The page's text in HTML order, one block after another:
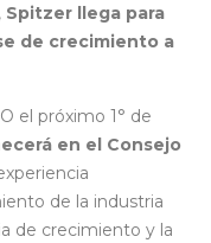
Spitzer llega para
de crecimiento a
el próximo 1° de
en el Consejo
de la industria
de crecimiento y la